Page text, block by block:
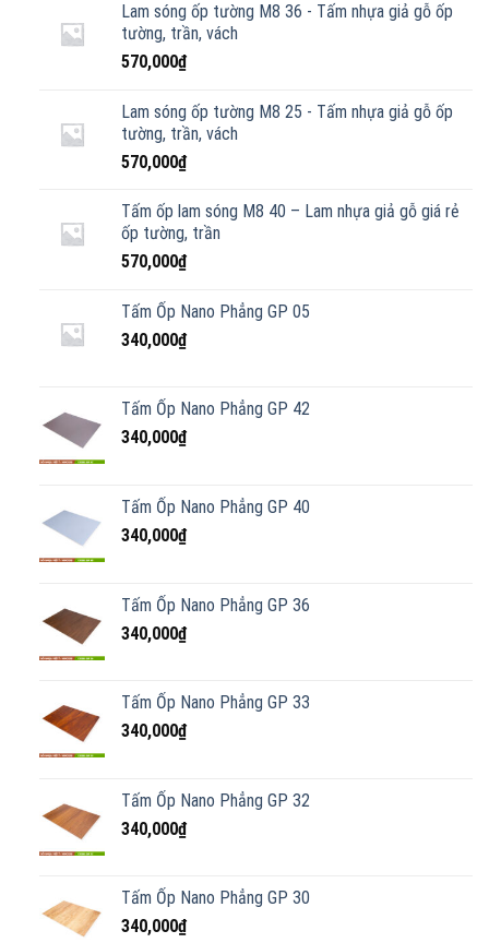
Lam sóng ốp tường M8 36 - Tấm nhựa giả gỗ ốp
tường, trần, vách
570,000₫
Lam sóng ốp tường M8 25 - Tấm nhựa giả gỗ ốp
tường, trần, vách
570,000₫
Tấm ốp lam sóng M8 40 – Lam nhựa giả gỗ giá rẻ
ốp tường, trần
570,000₫
Tấm Ốp Nano Phẳng GP 05
340,000₫
Tấm Ốp Nano Phẳng GP 42
340,000₫
Tấm Ốp Nano Phẳng GP 40
340,000₫
Tấm Ốp Nano Phẳng GP 36
340,000₫
Tấm Ốp Nano Phẳng GP 33
340,000₫
Tấm Ốp Nano Phẳng GP 32
340,000₫
Tấm Ốp Nano Phẳng GP 30
340,000₫